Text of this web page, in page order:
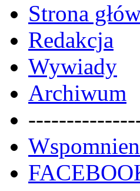
Strona
Redakcja
Wywiady
Archiwum